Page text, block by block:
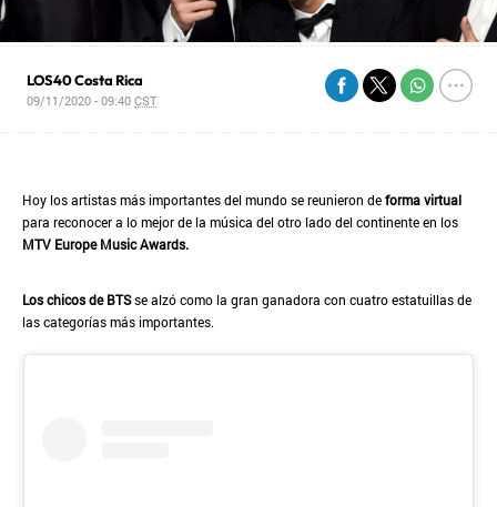
LOS40 Costa Rica
09/11/2020 - 09:40CST
Hoy los artistas más importantes del mundo se reunieron deforma virtual
para reconocer a lo mejor de la música del otro lado del continente en los
MTV Europe Music Awards.
Los chicos de BTSse alzó como la gran ganadora con cuatro estatuillas de
las categorías más importantes.